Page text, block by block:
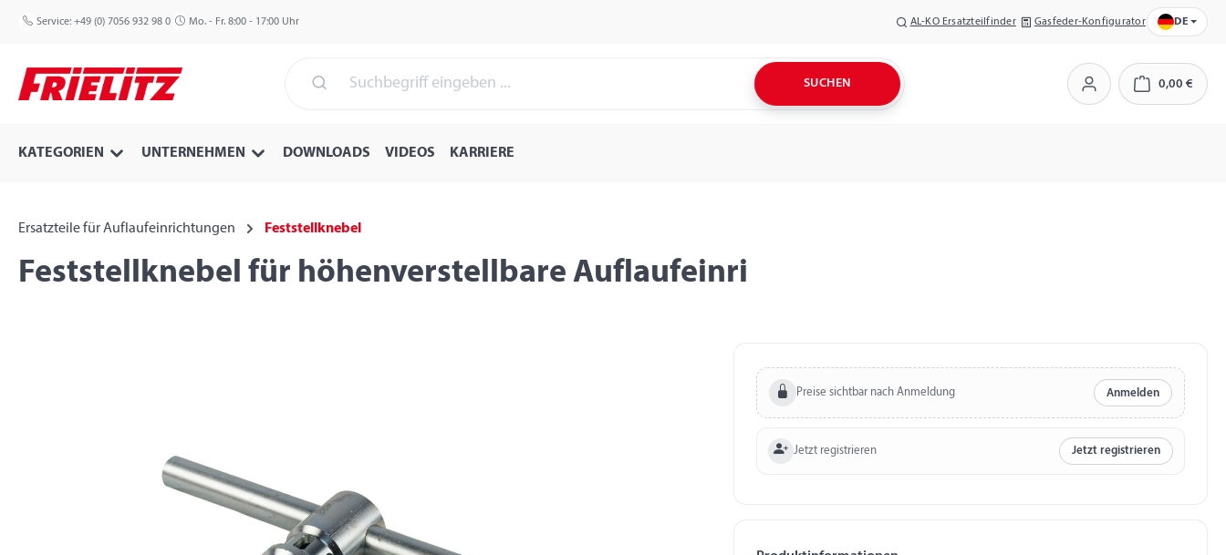
Hauptinhalt springen
Zur Suche springen
Zur Hauptnavigation springen
Service: +49 (0) 7056 932 98 0 Mo. - Fr. 8:00 - 17:00 Uhr AL-KO Ersatzteilfinder Gasfeder-Konfigurator DE
SUCHEN 0,00 €
KATEGORIEN UNTERNEHMEN DOWNLOADS VIDEOS KARRIERE
Ersatzteile für Auflaufeinrichtungen Feststellknebel
Feststellknebel für höhenverstellbare Auflaufeinri
Preise sichtbar nach Anmeldung Anmelden
Jetzt registrieren Jetzt registrieren